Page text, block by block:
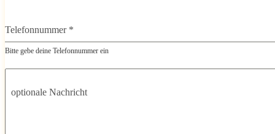
Telefonnummer *
Bitte gebe deine Telefonnummer ein
optionale Nachricht